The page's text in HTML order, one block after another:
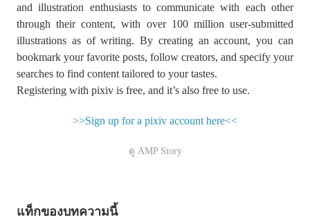
and illustration enthusiasts to communicate with each other
through their content, with over 100 million user-submitted
illustrations as of writing. By creating an account, you can
bookmark your favorite posts, follow creators, and specify your
searches to find content tailored to your tastes.
Registering with pixiv is free, and it’s also free to use.
>>Sign up for a pixiv account here<<
ดู AMP Story
แท็กของบทความนี้